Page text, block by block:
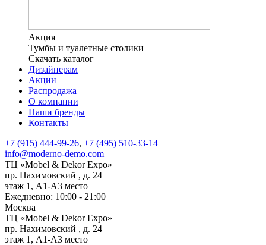
Акция
Тумбы и туалетные столики
Скачать каталог
Дизайнерам
Акции
Распродажа
О компании
Наши бренды
Контакты
+7 (915) 444-99-26, +7 (495) 510-33-14
info@moderno-demo.com
ТЦ «Mobel & Dekor Expo»
пр. Нахимовский , д. 24
этаж 1, А1-А3 место
Ежедневно: 10:00 - 21:00
Москва
ТЦ «Mobel & Dekor Expo»
пр. Нахимовский , д. 24
этаж 1, А1-А3 место